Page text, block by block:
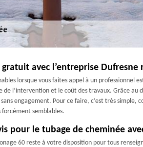
avec l’entreprise Dufresne
lorsque vous faites appel à un
l’intervention et le coût des travaux. Grâce au
engagement. Pour ce faire, c’est très simple,
forcément semblables.
pour le tubage de cheminée
60 reste à votre disposition pour tous